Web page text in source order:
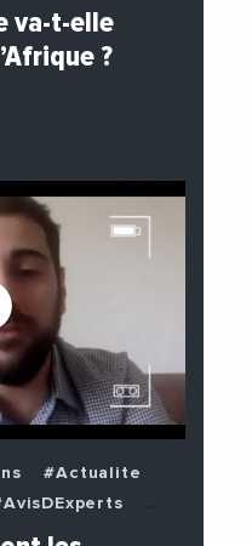
#Economie
va-t-elle
?
#Actualite